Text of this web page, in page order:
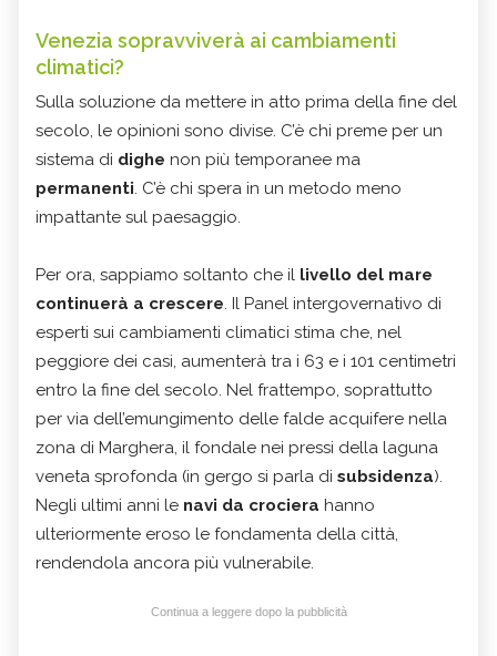
Venezia sopravviverà ai cambiamenti
climatici?
Sulla soluzione da mettere in atto prima della fine del
secolo, le opinioni sono divise. C’è chi preme per un
sistema di dighe non più temporanee ma
permanenti. C’è chi spera in un metodo meno
impattante sul paesaggio.
Per ora, sappiamo soltanto che il livello del mare
continuerà a crescere. Il Panel intergovernativo di
esperti sui cambiamenti climatici stima che, nel
peggiore dei casi, aumenterà tra i 63 e i 101 centimetri
entro la fine del secolo. Nel frattempo, soprattutto
per via dell’emungimento delle falde acquifere nella
zona di Marghera, il fondale nei pressi della laguna
veneta sprofonda (in gergo si parla di subsidenza).
Negli ultimi anni le navi da crociera hanno
ulteriormente eroso le fondamenta della città,
rendendola ancora più vulnerabile.
Continua a leggere dopo la pubblicità